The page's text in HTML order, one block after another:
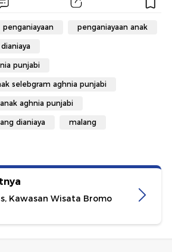
penganiayaan penganiayaan anak
punjabi
selebgram aghnia punjabi
aghnia punjabi
dianiaya malang
Kawasan Wisata Bromo